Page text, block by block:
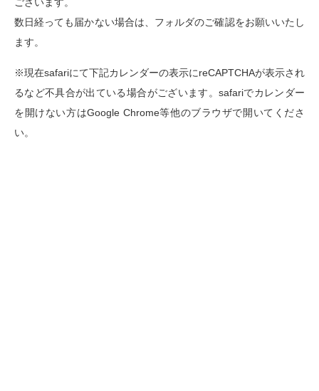
数日経っても届かない場合は、フォルダのご確認をお願いいたし
ます。
※現在safariにて下記カレンダーの表示にreCAPTCHAが表示され
るなど不具合が出ている場合がございます。safariでカレンダー
を開けない方はGoogle Chrome等他のブラウザで開いてくださ
い。